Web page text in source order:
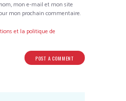
mon e-mail et mon site
mon prochain commentaire.
et la politique de